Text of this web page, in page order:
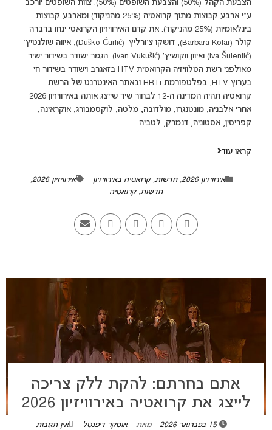
הצבעת הקהל (50%) והצבעת השופטים (50%). צוות השופטים יורכב
ע"י ארבע קבוצות מתוך קרואטיה (25% מהניקוד) ומארבע קבוצות
בינלאומיות (25% מהניקוד). את קדם האירוויזיון הקרואטי ינחו ברברה
קולר (Barbara Kolar), דושקו צ'ורליץ' (Duško Ćurlić), איווה שולנטיץ'
(Iva Šulentić) ואיוון ווקושיץ' (Ivan Vukušić). הגמר ישודר בשידור ישיר
מאולפני רשת הטלוויזיה הקרואטית HTV בזאגרב וישודר בשידור חי
בערוץ HTV, בפלטפורמת HRTi ובאתר האינטרנט של הרשת.
קרואטיה תהיה המדינה ה-12 לבחור שיר שייצג אותה באירוויזיון 2026
אחרי אלבניה, מונטנגרו, מולדובה, מלטה, לוקסמבורג, אוקראינה,
קפריסין, אסטוניה, דנמרק, לטביה...
קראו עוד
אירוויזיון 2026 ,חדשות,קרואטיה באירוויזיון אירוויזיון 2026
,
חדשות,קרואטיה
אתם בחרתם: להקת ללק צריכה
לייצג את קרואטיה באירוויזיון 2026
15 בפברואר 2026 מאת אוסקר דיפנטל אין תגובות